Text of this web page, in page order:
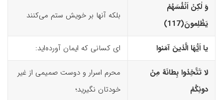
وَ لٰکِنْ اَنْفُسَهُمْ
یَظْلِمونَ(117)‏
بلکه آنها بر خویش ستم می‌کنند
یا اَیُّهَا الَّذینَ آمَنوا ای کسانی که ایمان آورده‌اید:
لا تَتَّخِذوا بِطانَهً مِنْ
دونِکُمْ
محرم اسرار و دوست صمیمی از غیر
خودتان نگیرید؛